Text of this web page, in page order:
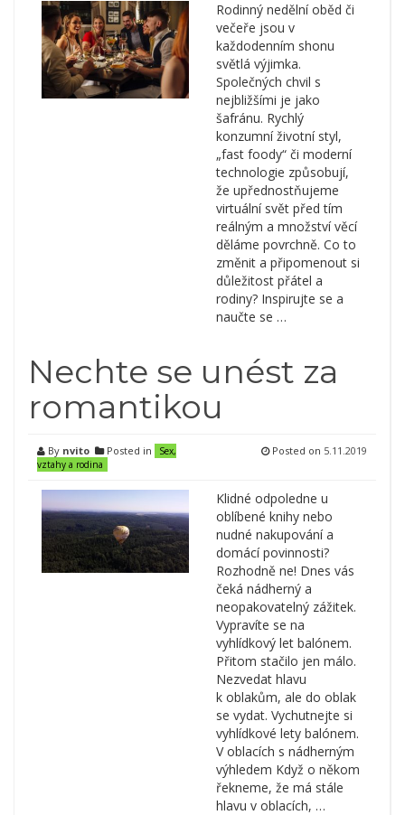
Rodinný nedělní oběd či
večeře jsou v
každodenním shonu
světlá výjimka.
Společných chvil s
nejbližšími je jako
šafránu. Rychlý
konzumní životní styl,
„fast foody“ či moderní
technologie způsobují,
že upřednostňujeme
virtuální svět před tím
reálným a množství věcí
děláme povrchně. Co to
změnit a připomenout si
důležitost přátel a
rodiny? Inspirujte se a
naučte se …
Nechte se unést za
romantikou
By nvito Posted in
Sex,
vztahy a rodina
Posted on 5.11.2019
Klidné odpoledne u
oblíbené knihy nebo
nudné nakupování a
domácí povinnosti?
Rozhodně ne! Dnes vás
čeká nádherný a
neopakovatelný zážitek.
Vypravíte se na
vyhlídkový let balónem.
Přitom stačilo jen málo.
Nezvedat hlavu
k oblakům, ale do oblak
se vydat. Vychutnejte si
vyhlídkové lety balónem.
V oblacích s nádherným
výhledem Když o někom
řekneme, že má stále
hlavu v oblacích, …